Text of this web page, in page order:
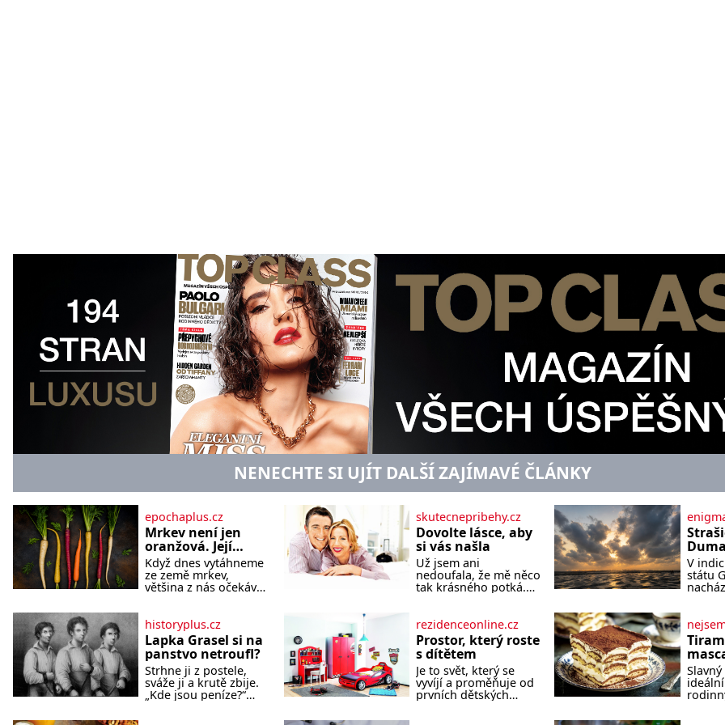
NENECHTE SI UJÍT DALŠÍ ZAJÍMAVÉ ČLÁNKY
epochaplus.cz
Mrkev není jen
oranžová. Její
neuvěřitelný
příběh začíná
fialovou barvou
Když dnes vytáhneme
ze země mrkev,
většina z nás očekává
historie je mrkev
všechno možné, jen
ne oranžová. Je
fialová, žlutá, bílá,
někdy dokonce téměř
černá. Až díky stovkám
let pečlivého šlechtění
skutecnepribehy.cz
Dovolte lásce, aby
si vás našla
Už jsem ani
nedoufala, že mě něco
tak krásného potká.
pohled. Poprvé jsem
se vdávala, když mi
bylo dvacet. Oba jsme
byli mladí a byl to tak
říkajíc sňatek z
rozumu. Rodiče nás
dali dohromady, Toník
písek
ze
zlo?
V
státu
tomu
písek
má
historyplus.cz
Lapka Grasel si na
panstvo netroufl?
Strhne ji z postele,
sváže ji a krutě zbije.
„Kde jsou peníze?“
rezidenceonline.cz
Prostor, který roste
s dítětem
Je to svět, který se
vyvíjí a proměňuje od
prvních dětských
Slavný
ideální